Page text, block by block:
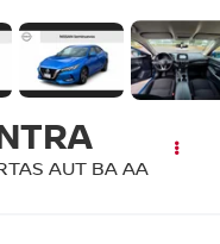
AUT BA AA